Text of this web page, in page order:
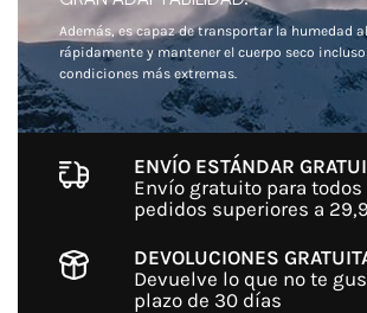
Además, es capaz de transportar la humedad
rápidamente y mantener el cuerpo seco
condiciones más extremas.
ENVÍO ESTÁNDAR
Envío gratuito para todos
pedidos superiores a
DEVOLUCIONES
Devuelve lo que no te
plazo de 30 días